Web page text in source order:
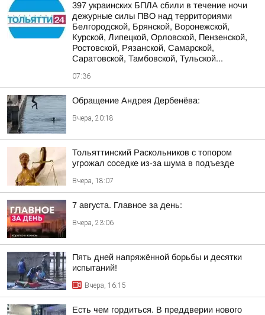
397 украинских БПЛА сбили в течение ночи
дежурные силы ПВО над территориями
Белгородской, Брянской, Воронежской,
Курской, Липецкой, Орловской, Пензенской,
Ростовской, Рязанской, Самарской,
Саратовской, Тамбовской, Тульской...
07:36
Обращение Андрея Дербенёва:
Вчера, 20:18
Тольяттинский Раскольников с топором
угрожал соседке из-за шума в подъезде
Вчера, 18:07
7 августа. Главное за день:
Вчера, 23:06
Пять дней напряжённой борьбы и десятки
испытаний!
Вчера, 16:15
Есть чем гордиться. В преддверии нового